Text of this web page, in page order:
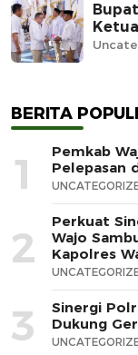
BERITA
1
Pemkab
Pelepasan
2
Perkuat
Wajo
Kapolres
3
Sinergi
Dukung